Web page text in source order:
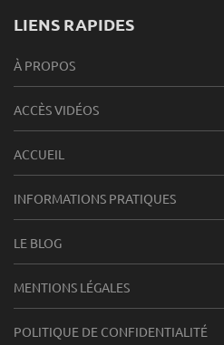
LIENS RAPIDES
À PROPOS
ACCÈS VIDÉOS
ACCUEIL
INFORMATIONS PRATIQUES
LE BLOG
MENTIONS LÉGALES
POLITIQUE DE CONFIDENTIALITÉ